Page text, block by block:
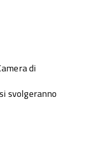
di
svolgeranno